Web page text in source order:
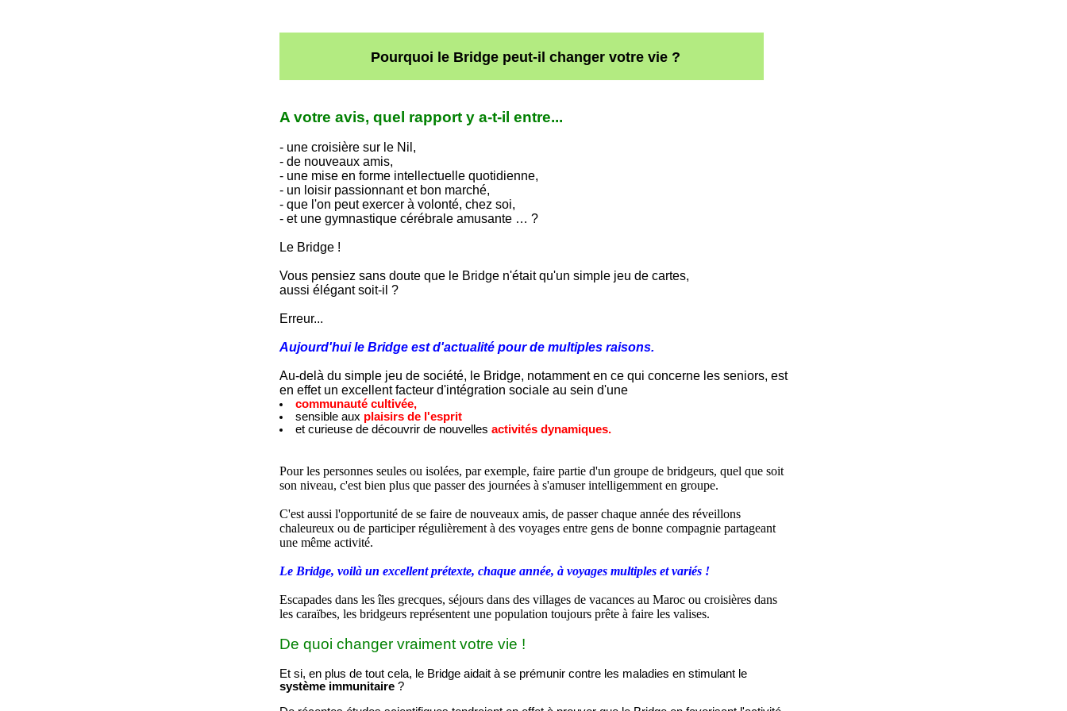
Pourquoi le Bridge peut-il changer votre vie ?
A votre avis, quel rapport y a-t-il entre...
- une croisière sur le Nil,
- de nouveaux amis,
- une mise en forme intellectuelle quotidienne,
- un loisir passionnant et bon marché,
- que l'on peut exercer à volonté, chez soi,
- et une gymnastique cérébrale amusante … ?
Le Bridge !
Vous pensiez sans doute que le Bridge n'était qu'un simple jeu de cartes,
aussi élégant soit-il ?
Erreur...
Aujourd'hui le Bridge est d'actualité pour de multiples raisons.
Au-delà du simple jeu de société, le Bridge, notamment en ce qui concerne les seniors, est
en effet un excellent facteur d'intégration sociale au sein d'une
communauté cultivée,
sensible aux plaisirs de l'esprit
et curieuse de découvrir de nouvelles activités dynamiques.
Pour les personnes seules ou isolées, par exemple, faire partie d'un groupe de bridgeurs, quel que soit
son niveau, c'est bien plus que passer des journées à s'amuser intelligemment en groupe.
C'est aussi l'opportunité de se faire de nouveaux amis, de passer chaque année des réveillons
chaleureux ou de participer régulièrement à des voyages entre gens de bonne compagnie partageant
une même activité.
Le Bridge, voilà un excellent prétexte, chaque année, à voyages multiples et variés !
Escapades dans les îles grecques, séjours dans des villages de vacances au Maroc ou croisières dans
les caraïbes, les bridgeurs représentent une population toujours prête à faire les valises.
De quoi changer vraiment votre vie !
Et si, en plus de tout cela, le Bridge aidait à se prémunir contre les maladies en stimulant le
système immunitaire ?